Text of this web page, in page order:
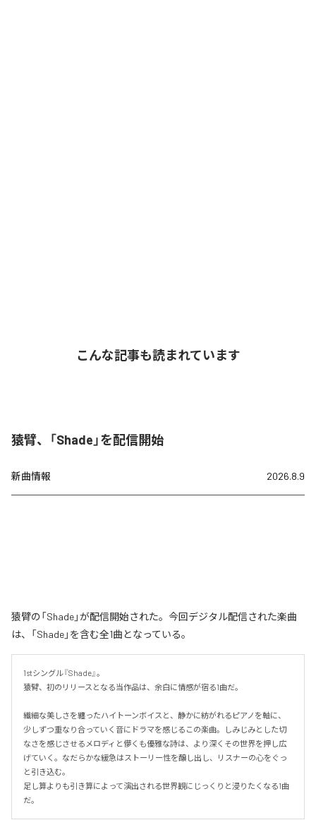
こんな記事も読まれています
猿臂、「Shade」を配信開始
新曲情報 2026.8.9
猿臂の「Shade」が配信開始された。今回デジタル配信された楽曲
は、「Shade」を含む全1曲となっている。
1stシングル『Shade』。
猿臂、初のリリースとなる当作品は、余白に情感が宿る1曲だ。
繊細な美しさを纏ったハイトーンボイスと、静かに紡がれるピアノを軸に、
少しずつ重なり合っていく音にドラマを感じるこの楽曲。しみじみとした切
なさを感じさせるメロディと儚くも優雅な詩は、より深くその世界を押し広
げていく。なだらかな緩急はストーリー性を醸し出し、リスナーの心をぐっ
と引き込む。
足し算よりも引き算によって演出される世界観にじっくりと浸りたくなる1曲
だ。